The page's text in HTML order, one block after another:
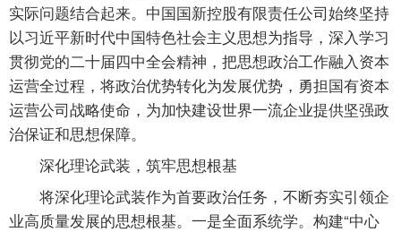
实际问题结合起来。中国国新控股有限责任公司始终坚持
以习近平新时代中国特色社会主义思想为指导，深入学习
贯彻党的二十届四中全会精神，把思想政治工作融入资本
运营全过程，将政治优势转化为发展优势，勇担国有资本
运营公司战略使命，为加快建设世界一流企业提供坚强政
治保证和思想保障。
深化理论武装，筑牢思想根基
将深化理论武装作为首要政治任务，不断夯实引领企
业高质量发展的思想根基。一是全面系统学。构建“中心